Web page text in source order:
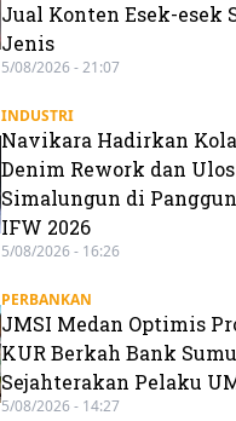
Jual Konten Esek-esek
Jenis
5/08/2026 - 21:07
INDUSTRI
Navikara Hadirkan
Denim Rework dan Ulos
Simalungun di
IFW 2026
5/08/2026 - 16:26
PERBANKAN
JMSI Medan Optimis
KUR Berkah Bank
Sejahterakan Pelaku
5/08/2026 - 14:27